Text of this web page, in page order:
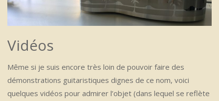
Vidéos
Même si je suis encore très loin de pouvoir faire des
démonstrations guitaristiques dignes de ce nom, voici
quelques vidéos pour admirer l’objet (dans lequel se reflète